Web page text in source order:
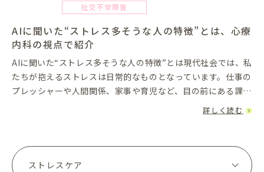
社交不安障害
AIに聞いた“ストレス多そうな人の特徴”とは、心療
内科の視点で紹介
AIに聞いた“ストレス多そうな人の特徴”とは現代社会では、私
たちが抱えるストレスは日常的なものとなっています。仕事の
プレッシャーや人間関係、家事や育児など、目の前にある課題
は絶え間なく私たちを圧迫します。そんな中で、ネットやメデ
詳しく読む